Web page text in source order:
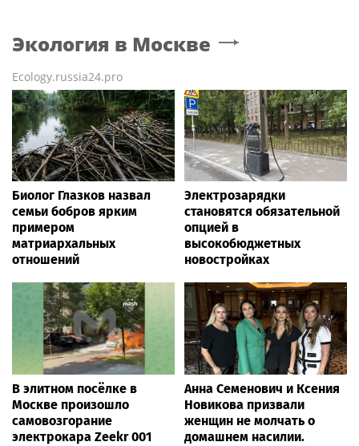
Экология в Москве
Ecology.russia24.pro
Биолог Глазков назвал
семьи бобров ярким
примером
матриархальных
отношений
Электрозарядки
становятся обязательной
опцией в
высокобюджетных
новостройках
В элитном посёлке в
Москве произошло
самовозгорание
электрокара Zeekr 001
Анна Семенович и Ксения
Новикова призвали
женщин не молчать о
домашнем насилии.